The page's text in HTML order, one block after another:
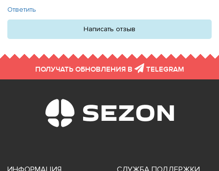
Ответить
Написать отзыв
ПОЛУЧАТЬ ОБНОВЛЕНИЯ В TELEGRAM